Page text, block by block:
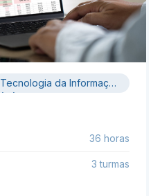
Tecnologia da Informação
(TI)
36 horas
3 turmas